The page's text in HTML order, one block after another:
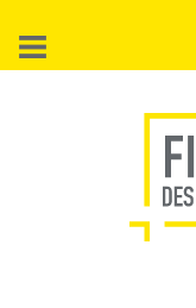
au
contenu